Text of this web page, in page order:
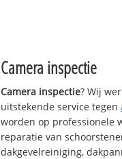
Camera inspectie
Camera inspectie? Wij
uitstekende service tegen
worden op professionele
reparatie van
dakgevelreiniging,